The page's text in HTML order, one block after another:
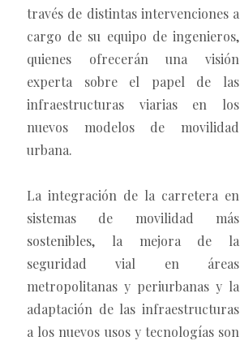
través de distintas intervenciones a
cargo de su equipo de ingenieros,
quienes ofrecerán una visión
experta sobre el papel de las
infraestructuras viarias en los
nuevos modelos de movilidad
urbana.
La integración de la carretera en
sistemas de movilidad más
sostenibles, la mejora de la
seguridad vial en áreas
metropolitanas y periurbanas y la
adaptación de las infraestructuras
a los nuevos usos y tecnologías son